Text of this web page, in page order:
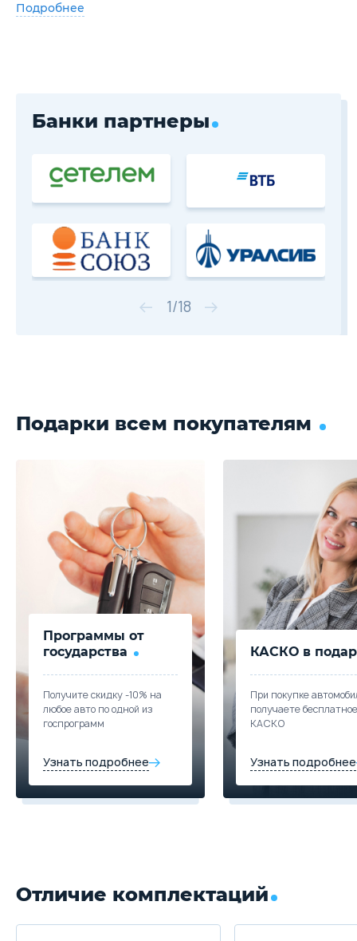
Подробнее
Банки партнеры
1/18
Подарки всем покупателям
Программы от
государства
Получите скидку -10% на
любое авто по одной из
госпрограмм
Узнать подробнее
КАСКО в
При покупке
получаете бесплатное
КАСКО
Узнать подробнее
Отличие комплектаций